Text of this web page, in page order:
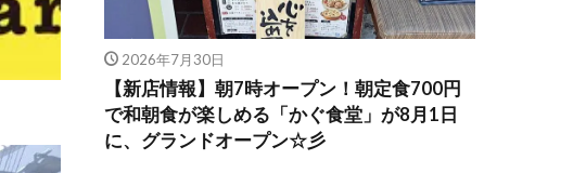
2026年7月30日
【新店情報】朝7時オープン！朝定食700円
で和朝食が楽しめる「かぐ食堂」が8月1日
に、グランドオープン☆彡